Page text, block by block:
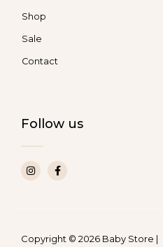
Shop
Sale
Contact
Follow us
I
n
s
m
F
a
c
k
-
Copyright © 2026 Baby Store |